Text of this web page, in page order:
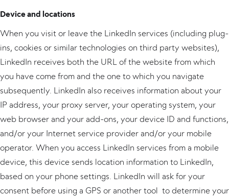
Device and locations
When you visit or leave the LinkedIn services (including plug-
ins, cookies or similar technologies on third party websites),
LinkedIn receives both the URL of the website from which
you have come from and the one to which you navigate
subsequently. LinkedIn also receives information about your
IP address, your proxy server, your operating system, your
web browser and your add-ons, your device ID and functions,
and/or your Internet service provider and/or your mobile
operator. When you access LinkedIn services from a mobile
device, this device sends location information to LinkedIn,
based on your phone settings. LinkedIn will ask for your
consent before using a GPS or another tool to determine your